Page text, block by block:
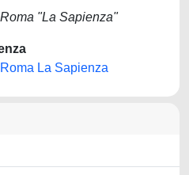
"La Sapienza"
La Sapienza